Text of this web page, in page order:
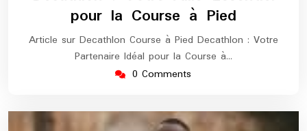
pour la Course à Pied
Article sur Decathlon Course à Pied Decathlon : Votre
Partenaire Idéal pour la Course à…
0 Comments